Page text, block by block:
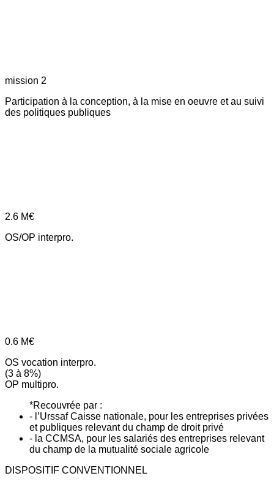
mission 2
Participation à la conception, à la mise en oeuvre et au suivi
des politiques publiques
2.6 M€
OS/OP interpro.
0.6 M€
OS vocation interpro.
(3 à 8%)
OP multipro.
*Recouvrée par :
- l’Urssaf Caisse nationale, pour les entreprises privées
et publiques relevant du champ de droit privé
- la CCMSA, pour les salariés des entreprises relevant
du champ de la mutualité sociale agricole
DISPOSITIF CONVENTIONNEL